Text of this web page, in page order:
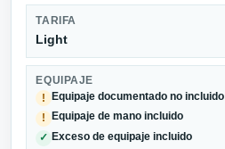
TARIFA
Light
EQUIPAJE
!
Equipaje documentado no incluido
! Equipaje de mano incluido
✓ Exceso de equipaje incluido